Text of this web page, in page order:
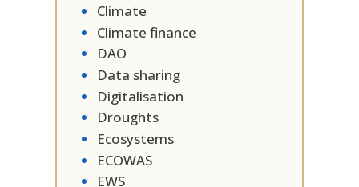
Climate
Climate finance
DAO
Data sharing
Digitalisation
Droughts
Ecosystems
ECOWAS
EWS